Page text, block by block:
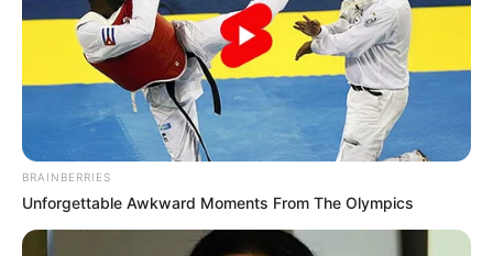
BRAINBERRIES
Unforgettable Awkward Moments From The Olympics